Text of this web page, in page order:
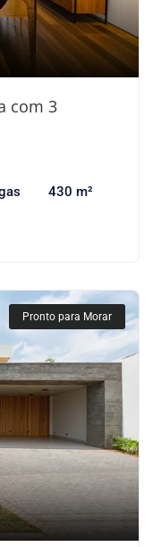
com 3
430 m²
Pronto para Morar